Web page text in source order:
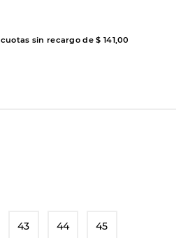
cuotas sin recargo de$ 141,00
43 44 45